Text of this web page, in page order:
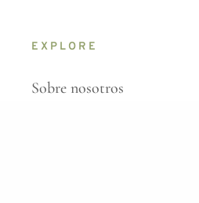
EXPLORE
Sobre nosotros